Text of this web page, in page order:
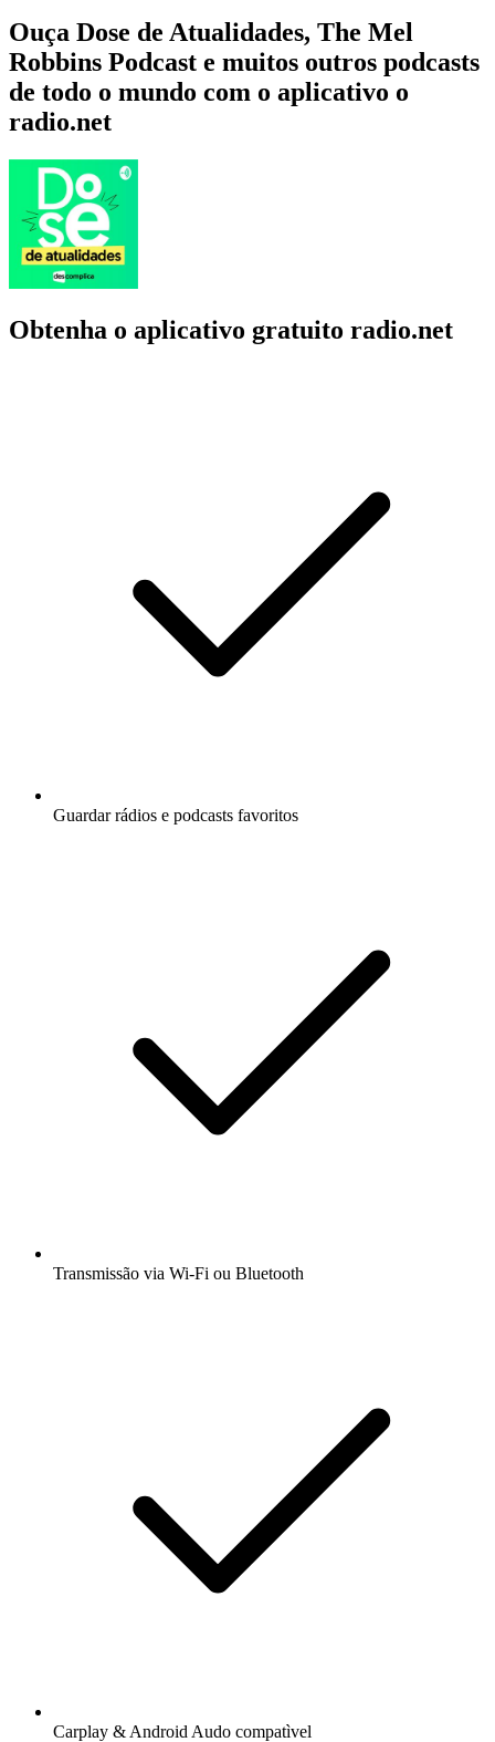
Ouça Dose de Atualidades, The Mel
Robbins Podcast e muitos outros podcasts
de todo o mundo com o aplicativo o
radio.net
Obtenha o aplicativo gratuito radio.net
Guardar rádios e podcasts favoritos
Transmissão via Wi-Fi ou Bluetooth
Carplay & Android Audo compatìvel